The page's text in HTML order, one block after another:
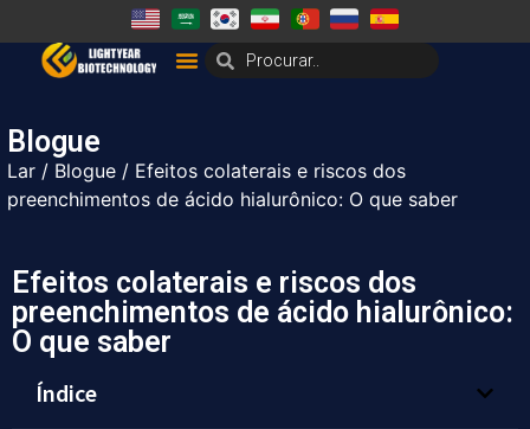
Blogue
Lar / Blogue / Efeitos colaterais e riscos dos
preenchimentos de ácido hialurônico: O que saber
Efeitos colaterais e riscos dos
preenchimentos de ácido hialurônico:
O que saber
Índice